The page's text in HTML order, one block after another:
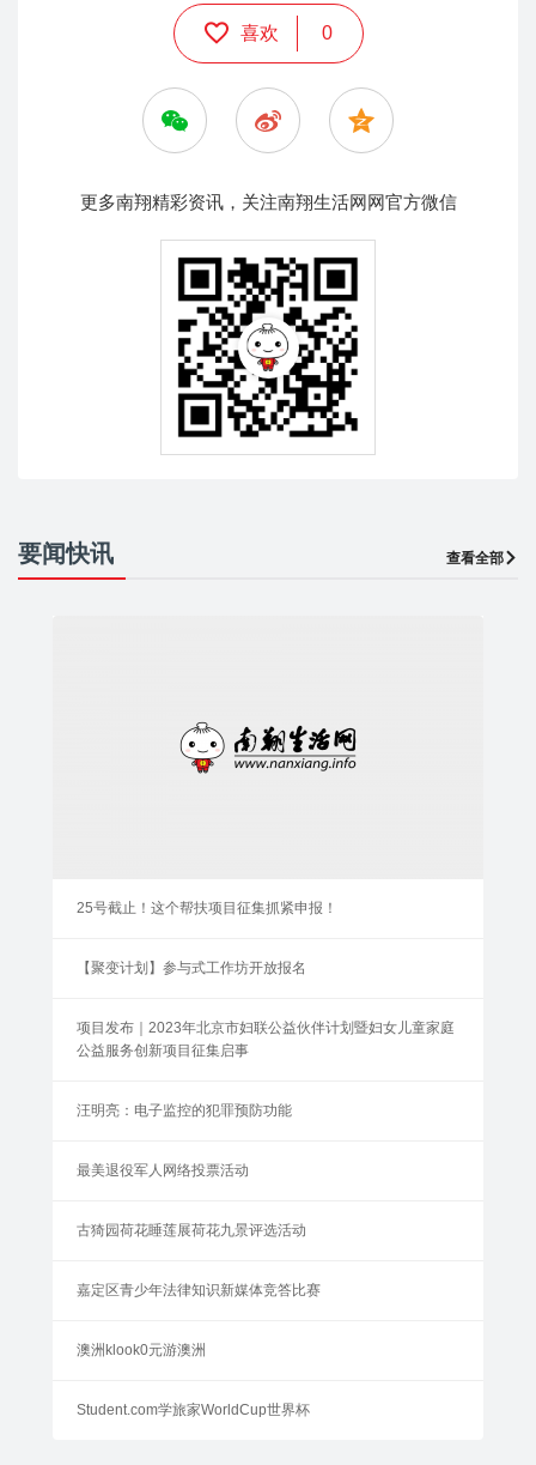
喜欢 0
更多南翔精彩资讯，关注南翔生活网网官方微信
要闻快讯 查看全部
25号截止！这个帮扶项目征集抓紧申报！
【聚变计划】参与式工作坊开放报名
项目发布｜2023年北京市妇联公益伙伴计划暨妇女儿童家庭
公益服务创新项目征集启事
汪明亮：电子监控的犯罪预防功能
最美退役军人网络投票活动
古猗园荷花睡莲展荷花九景评选活动
嘉定区青少年法律知识新媒体竞答比赛
澳洲klook0元游澳洲
Student.com学旅家WorldCup世界杯